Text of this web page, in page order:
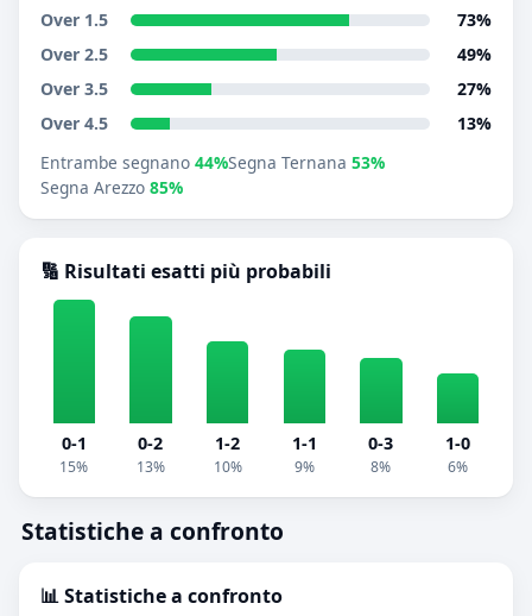
Over 1.5
73%
Over 2.5
49%
Over 3.5
27%
Over 4.5
13%
Entrambe segnano 44%Segna Ternana 53%
Segna Arezzo 85%
🔢 Risultati esatti più probabili
0-1
15%
0-2
13%
1-2
10%
1-1
9%
0-3
8%
1-0
6%
Statistiche a confronto
📊 Statistiche a confronto